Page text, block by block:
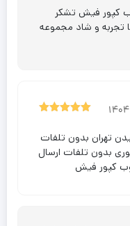
کپور فیش تشکر
تجربه و شاد مجموعه
تهران بدون تلفات
بدون تلفات ارسال
کپور فیش